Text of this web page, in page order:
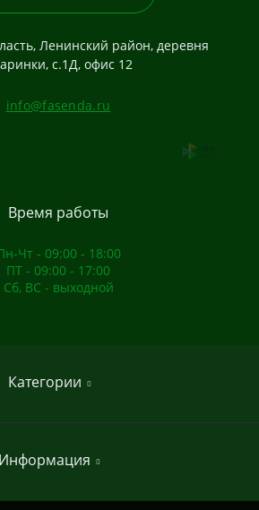
Ленинский район, деревня
с.1Д, офис 12
info@fasenda.ru
Категории
спортивные комплексы
Информация
Время работы
Чт - 09:00 - 18:00
ПТ - 09:00 - 17:00
Сб, ВС - выходной